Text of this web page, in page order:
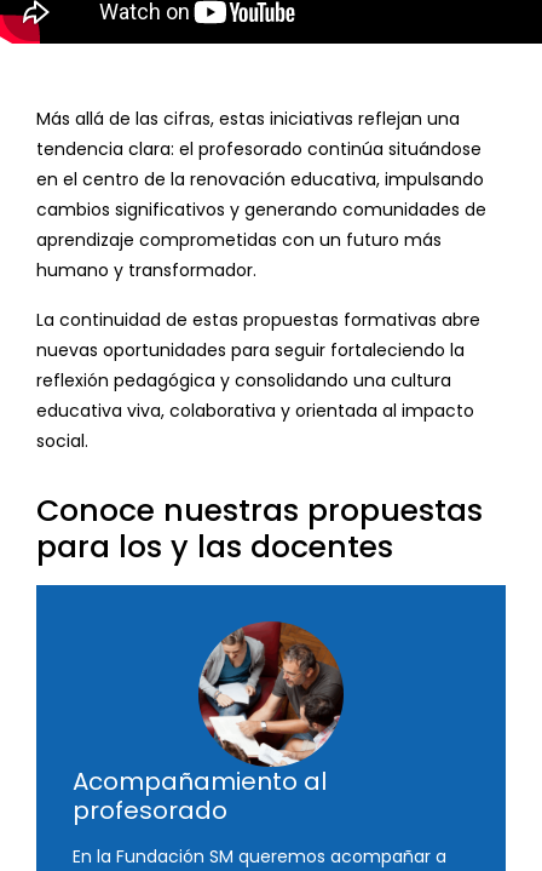
Más allá de las cifras, estas iniciativas reflejan una
tendencia clara: el profesorado continúa situándose
en el centro de la renovación educativa, impulsando
cambios significativos y generando comunidades de
aprendizaje comprometidas con un futuro más
humano y transformador.
La continuidad de estas propuestas formativas abre
nuevas oportunidades para seguir fortaleciendo la
reflexión pedagógica y consolidando una cultura
educativa viva, colaborativa y orientada al impacto
social.
Conoce nuestras propuestas
para los y las docentes
Acompañamiento al
profesorado
En la Fundación SM queremos acompañar a